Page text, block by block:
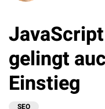
Newsletter
Kontakt
gelingt
Einstieg
SEO